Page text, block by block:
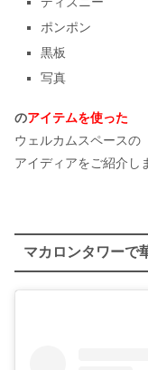
ポンポン
黒板
写真
のアイテムを使った
ウェルカムスペースの
アイディアをご紹介し
マカロンタワーで